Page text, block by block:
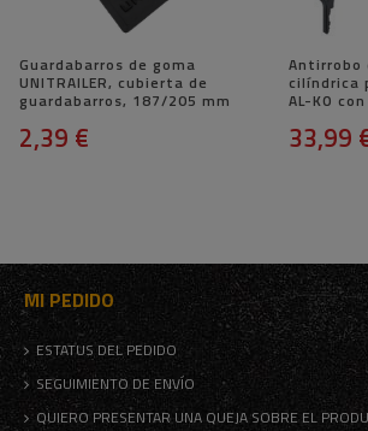
Guardabarros de goma
UNITRAILER, cubierta de
guardabarros, 187/205 mm
2,39 €
Antirrobo
cilíndrica
AL-KO
33,99
MI PEDIDO
ESTATUS DEL PEDIDO
SEGUIMIENTO DE ENVÍO
QUIERO PRESENTAR UNA QUEJA SOBRE EL